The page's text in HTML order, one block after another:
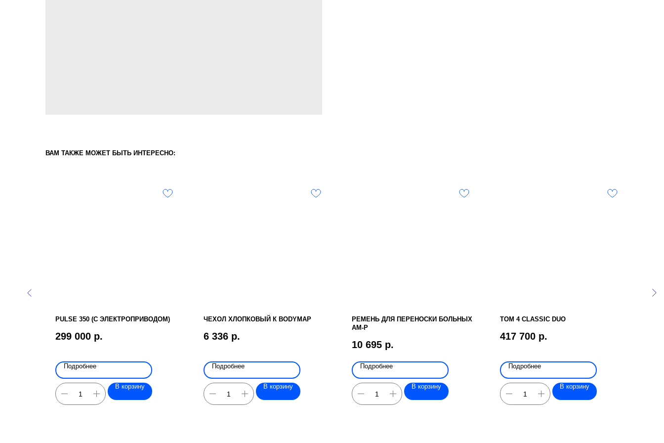
ВАМ ТАКЖЕ МОЖЕТ БЫТЬ ИНТЕРЕСНО:
PULSE 350 (С ЭЛЕКТРОПРИВОДОМ)
299 000 р.
Подробнее
В корзину
ЧЕХОЛ ХЛОПКОВЫЙ К BODYMAP
6 336 р.
Подробнее
В корзину
РЕМЕНЬ ДЛЯ ПЕРЕНОСКИ БОЛЬНЫХ
AM-P
10 695 р.
Подробнее
В корзину
TOM 4 CLASSIC DUO
417 700 р.
Подробнее
В корзину